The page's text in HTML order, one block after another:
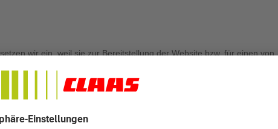
wir ein, weil sie zur Bereitstellung der Website bzw. für einen von
Diese Services sind immer aktiv.